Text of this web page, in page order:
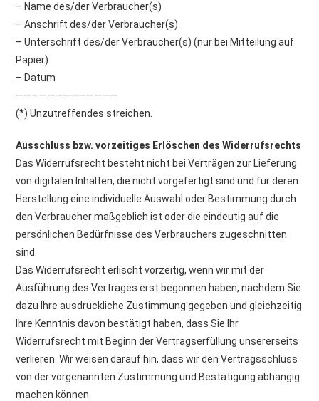
– Name des/der Verbraucher(s)
– Anschrift des/der Verbraucher(s)
– Unterschrift des/der Verbraucher(s) (nur bei Mitteilung auf
Papier)
– Datum
—————————————
(*) Unzutreffendes streichen.
Ausschluss bzw. vorzeitiges Erlöschen des Widerrufsrechts
Das Widerrufsrecht besteht nicht bei Verträgen zur Lieferung
von digitalen Inhalten, die nicht vorgefertigt sind und für deren
Herstellung eine individuelle Auswahl oder Bestimmung durch
den Verbraucher maßgeblich ist oder die eindeutig auf die
persönlichen Bedürfnisse des Verbrauchers zugeschnitten
sind.
Das Widerrufsrecht erlischt vorzeitig, wenn wir mit der
Ausführung des Vertrages erst begonnen haben, nachdem Sie
dazu Ihre ausdrückliche Zustimmung gegeben und gleichzeitig
Ihre Kenntnis davon bestätigt haben, dass Sie Ihr
Widerrufsrecht mit Beginn der Vertragserfüllung unsererseits
verlieren. Wir weisen darauf hin, dass wir den Vertragsschluss
von der vorgenannten Zustimmung und Bestätigung abhängig
machen können.